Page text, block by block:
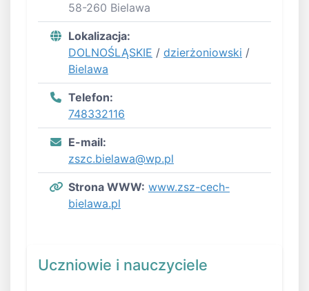
58-260 Bielawa
Lokalizacja:
DOLNOŚLĄSKIE / dzierżoniowski /
Bielawa
Telefon:
748332116
E-mail:
zszc.bielawa@wp.pl
Strona WWW: www.zsz-cech-
bielawa.pl
Uczniowie i nauczyciele